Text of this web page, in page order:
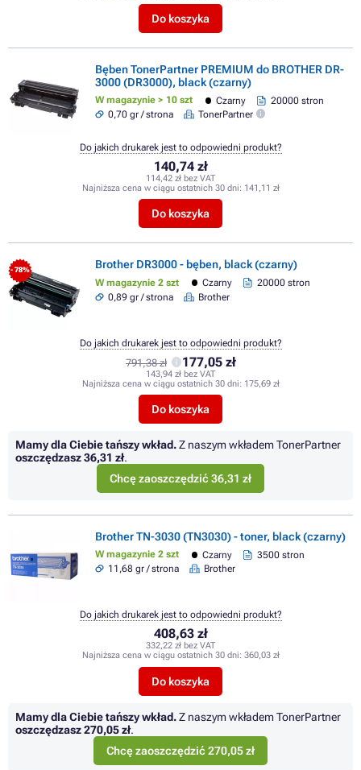
Do koszyka
Bęben TonerPartner PREMIUM do BROTHER DR-
3000 (DR3000), black (czarny)
W magazynie > 10 szt Czarny
20000 stron
0,70 gr / strona
TonerPartner
140,74 zł
114,42 zł bez VAT
Najniższa cena w ciągu ostatnich 30 dni: 141,11 zł
Do koszyka
Do jakich drukarek jest to odpowiedni produkt?
- 78% Brother DR3000 - bęben, black (czarny)
W magazynie 2 szt Czarny
20000 stron
0,89 gr / strona
Brother
791,38 zł 177,05 zł
143,94 zł bez VAT
Najniższa cena w ciągu ostatnich 30 dni: 175,69 zł
Do koszyka
Do jakich drukarek jest to odpowiedni produkt?
Mamy dla Ciebie tańszy wkład.Z naszym wkładem TonerPartner
oszczędzasz36,31 zł.
Chcę zaoszczędzić 36,31 zł
Brother TN-3030 (TN3030) - toner, black (czarny)
W magazynie 2 szt Czarny
3500 stron
11,68 gr / strona
Brother
408,63 zł
332,22 zł bez VAT
Najniższa cena w ciągu ostatnich 30 dni: 360,03 zł
Do koszyka
Do jakich drukarek jest to odpowiedni produkt?
Mamy dla Ciebie tańszy wkład.Z naszym wkładem TonerPartner
oszczędzasz270,05 zł.
Chcę zaoszczędzić 270,05 zł